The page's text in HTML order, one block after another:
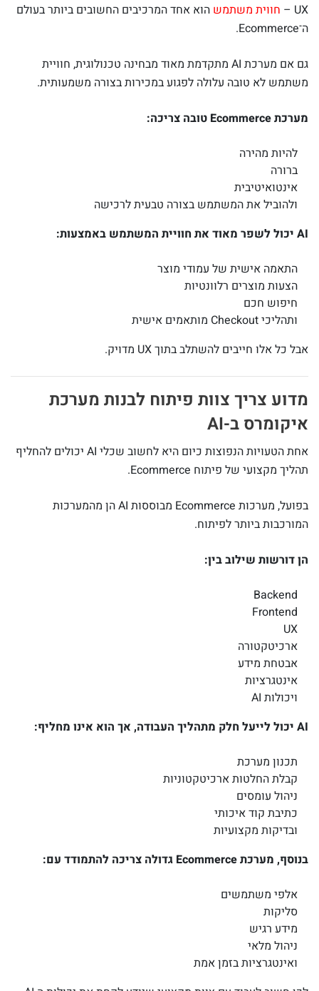
UX – חווית משתמש הוא אחד המרכיבים החשובים ביותר בעולם
ה־Ecommerce.
גם אם מערכת AI מתקדמת מאוד מבחינה טכנולוגית, חוויית
משתמש לא טובה עלולה לפגוע במכירות בצורה משמעותית.
מערכת Ecommerce טובה צריכה:
להיות מהירה
ברורה
אינטואיטיבית
ולהוביל את המשתמש בצורה טבעית לרכישה
AI יכול לשפר מאוד את חוויית המשתמש באמצעות:
התאמה אישית של עמודי מוצר
הצעות מוצרים רלוונטיות
חיפוש חכם
ותהליכי Checkout מותאמים אישית
אבל כל אלו חייבים להשתלב בתוך UX מדויק.
מדוע צריך צוות פיתוח לבנות מערכת
איקומרס ב-AI
אחת הטעויות הנפוצות כיום היא לחשוב שכלי AI יכולים להחליף
תהליך מקצועי של פיתוח Ecommerce.
בפועל, מערכות Ecommerce מבוססות AI הן מהמערכות
המורכבות ביותר לפיתוח.
הן דורשות שילוב בין:
Backend
Frontend
UX
ארכיטקטורה
אבטחת מידע
אינטגרציות
ויכולות AI
AI יכול לייעל חלק מתהליך העבודה, אך הוא אינו מחליף:
תכנון מערכת
קבלת החלטות ארכיטקטוניות
ניהול עומסים
כתיבת קוד איכותי
ובדיקות מקצועיות
בנוסף, מערכת Ecommerce גדולה צריכה להתמודד עם:
אלפי משתמשים
סליקות
מידע רגיש
ניהול מלאי
ואינטגרציות בזמן אמת